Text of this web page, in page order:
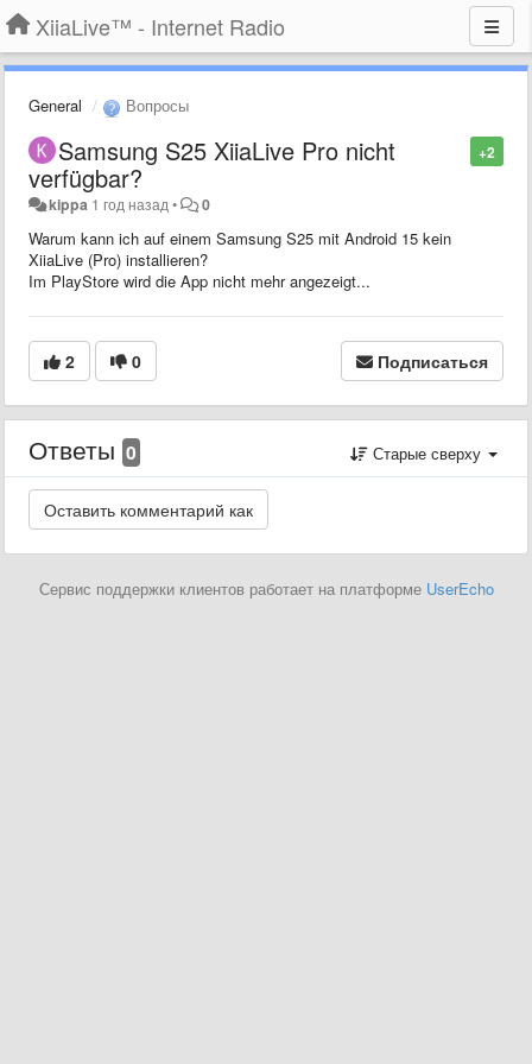
XiiaLive™ - Internet Radio
General Вопросы
+2
Samsung S25 XiiaLive Pro nicht
verfügbar?
kippa 1 год назад • 0
Warum kann ich auf einem Samsung S25 mit Android 15 kein
XiiaLive (Pro) installieren?
Im PlayStore wird die App nicht mehr angezeigt...
2 0 Подписаться
Ответы 0 Старые сверху
Сервис поддержки клиентов работает на платформе UserEcho